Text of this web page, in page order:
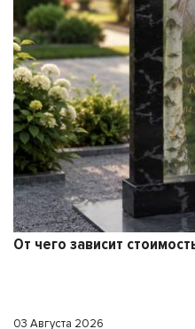
Памятник из
29 Июля 2026